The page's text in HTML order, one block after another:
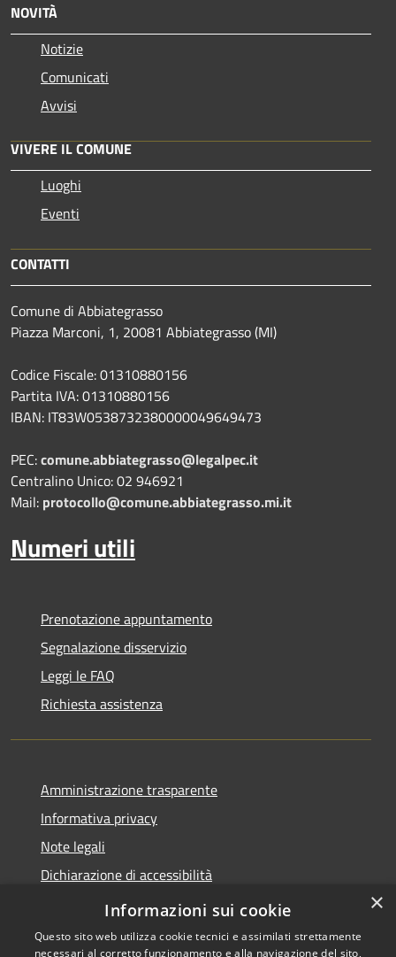
NOVITÀ
Notizie
Comunicati
Avvisi
VIVERE IL COMUNE
Luoghi
Eventi
CONTATTI
Comune di Abbiategrasso
Piazza Marconi, 1, 20081 Abbiategrasso (MI)
Codice Fiscale: 01310880156
Partita IVA: 01310880156
IBAN: IT83W0538732380000049649473
PEC:comune.abbiategrasso@legalpec.it
Centralino Unico: 02 946921
Mail: protocollo@comune.abbiategrasso.mi.it
Numeri utili
Prenotazione appuntamento
Segnalazione disservizio
Leggi le FAQ
Richiesta assistenza
Amministrazione trasparente
Informativa privacy
Note legali
Dichiarazione di accessibilità
Whistleblowing
×
Informazioni sui cookie
Questo sito web utilizza cookie tecnici e assimilati strettamente
necessari al corretto funzionamento e alla navigazione del sito,